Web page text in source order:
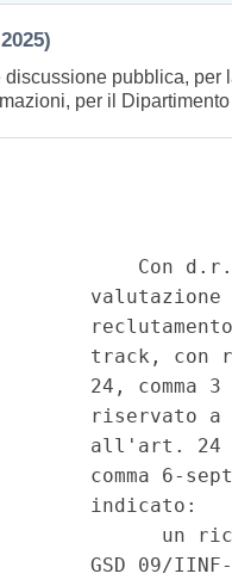
pubblica,
per il